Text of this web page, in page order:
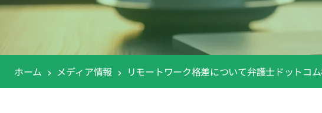
ホーム メディア情報 リモートワーク格差について弁護士ドットコ